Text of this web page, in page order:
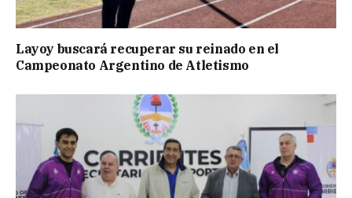
Layoy buscará recuperar su reinado en el
Campeonato Argentino de Atletismo